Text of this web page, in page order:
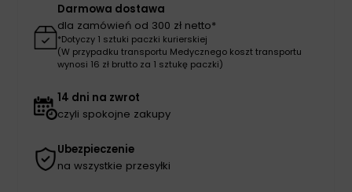
Darmowa dostawa
dla zamówień od 300 zł netto*
*Dotyczy 1 sztuki paczki kurierskiej
(W przypadku transportu Medycznego koszt transportu
wynosi 16 zł brutto za 1 sztukę paczki)
14 dni na zwrot
czyli spokojne zakupy
Ubezpieczenie
na wszystkie przesyłki